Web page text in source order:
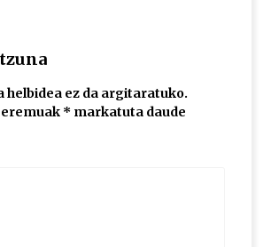
#297: Bide, Boards Of Canada, Somak,
Tiga, Twisted Teens, Underscores, Habia
helbidea ez da argitaratuko.
* markatuta daude